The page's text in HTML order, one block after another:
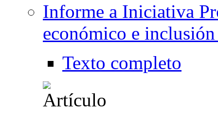
Informe a Iniciativa
económico e
Texto completo